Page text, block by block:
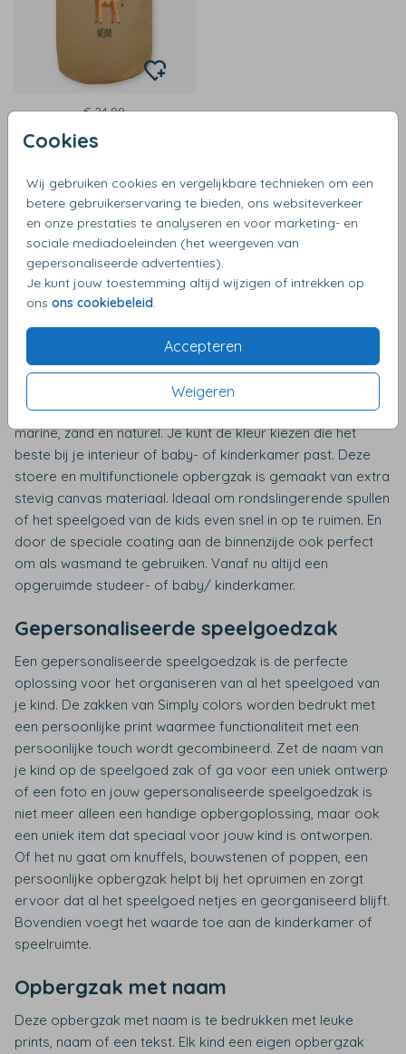
Cookies
Wij gebruiken cookies en vergelijkbare technieken om een
betere gebruikerservaring te bieden, ons websiteverkeer
en onze prestaties te analyseren en voor marketing- en
sociale mediadoeleinden (het weergeven van
gepersonaliseerde advertenties).
Je kunt jouw toestemming altijd wijzigen of intrekken op
ons ons cookiebeleid
Accepteren
Weigeren
€ 24,99
Opbergzak om speelgoed op te
bergen
Je kunt deze opbergzak of speelgoedzak volledig naar
wens maken. Of het nu een naam is, een inspirerende tekst,
een geliefde foto, of een leuke print, wij zorgen ervoor dat
het met hoogwaardige precisie op uw opbergzak wordt
bedrukt. En dat is nog niet alles. Onze gepersonaliseerde
opbergzak is verkrijgbaar in drie aantrekkelijke kleuren:
marine, zand en naturel. Je kunt de kleur kiezen die het
beste bij je interieur of baby- of kinderkamer past. Deze
stoere en multifunctionele opbergzak is gemaakt van extra
stevig canvas materiaal. Ideaal om rondslingerende spullen
of het speelgoed van de kids even snel in op te ruimen. En
door de speciale coating aan de binnenzijde ook perfect
om als wasmand te gebruiken. Vanaf nu altijd een
opgeruimde studeer- of baby/ kinderkamer.
Gepersonaliseerde speelgoedzak
Een gepersonaliseerde speelgoedzak is de perfecte
oplossing voor het organiseren van al het speelgoed van
je kind. De zakken van Simply colors worden bedrukt met
een persoonlijke print waarmee functionaliteit met een
persoonlijke touch wordt gecombineerd. Zet de naam van
je kind op de speelgoed zak of ga voor een uniek ontwerp
of een foto en jouw gepersonaliseerde speelgoedzak is
niet meer alleen een handige opbergoplossing, maar ook
een uniek item dat speciaal voor jouw kind is ontworpen.
Of het nu gaat om knuffels, bouwstenen of poppen, een
persoonlijke opbergzak helpt bij het opruimen en zorgt
ervoor dat al het speelgoed netjes en georganiseerd blijft.
Bovendien voegt het waarde toe aan de kinderkamer of
speelruimte.
Opbergzak met naam
Deze opbergzak met naam is te bedrukken met leuke
prints, naam of een tekst. Elk kind een eigen opbergzak